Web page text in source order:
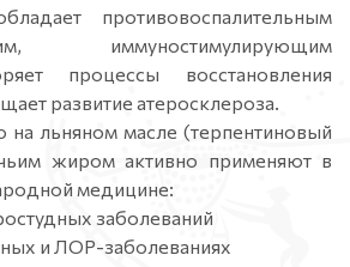
противовоспалительным
иммуностимулирующим
процессы восстановления
развитие атеросклероза.
льняном масле (терпентиновый
жиром активно применяют в
медицине:
заболеваний
и ЛОР-заболеваниях